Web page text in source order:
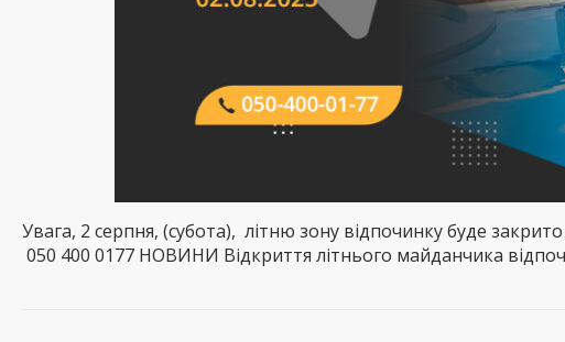
Увага, 2 серпня, (субота), літню зону відпочинку буде
050 400 0177 НОВИНИ Відкриття літнього майданчика